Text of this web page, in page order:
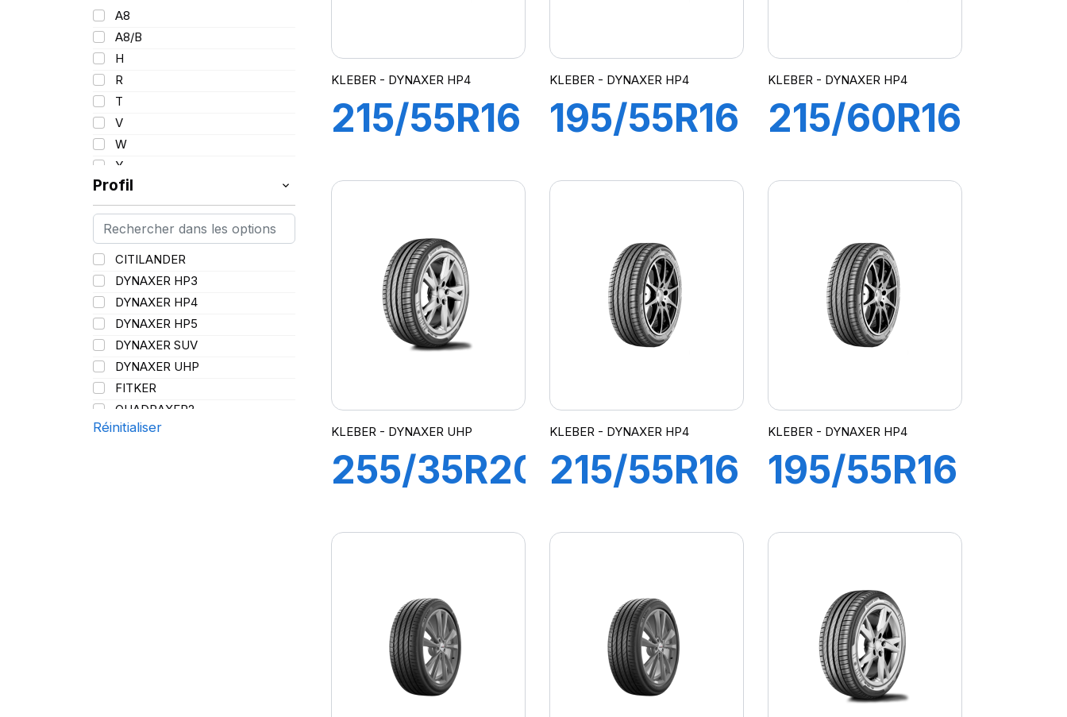
101
102/100
103
103/101
104/102
105
107/105
109
109/106
109/107
110/108
112A8/109B
114/111
115/113
116/113
116/114
127/127
144/141
A8
A8/B
H
R
T
V
W
Y
Profil
CITILANDER
DYNAXER HP3
DYNAXER HP4
DYNAXER HP5
DYNAXER SUV
DYNAXER UHP
FITKER
QUADRAXER2
SUP 8L
Réinitialiser
KLEBER - DYNAXER HP4
215/55R16
HP4
KLEBER - DYNAXER HP4
195/55R16
HP4
KLEBER - DYNAXER HP4
215/60R16
HP4
KLEBER - DYNAXER UHP
255/35R20
UHP
KLEBER - DYNAXER HP4
215/55R16
HP4
KLEBER - DYNAXER HP4
195/55R16
HP4